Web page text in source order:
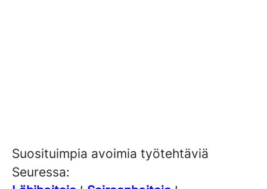
Suosituimpia avoimia työtehtäviä
Seuressa: